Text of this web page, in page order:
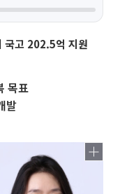
국고 202.5억 지원
목표
발